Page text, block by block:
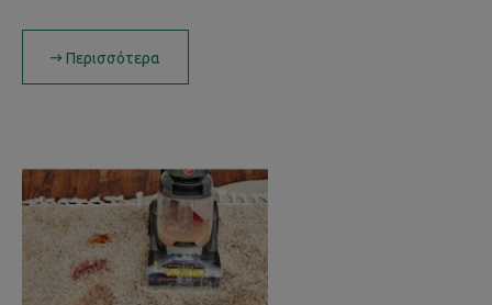
Περισσότερα